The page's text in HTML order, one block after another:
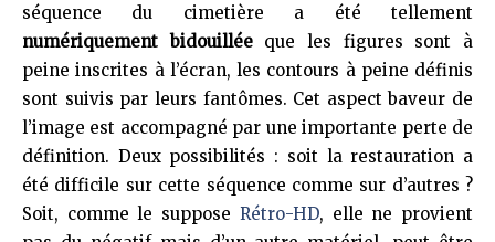
séquence du cimetière a été tellement
numériquement bidouilléeque les figures sont à
peine inscrites à l’écran, les contours à peine définis
sont suivis par leurs fantômes. Cet aspect baveur de
l’image est accompagné par une importante perte de
définition. Deux possibilités : soit la restauration a
été difficile sur cette séquence comme sur d’autres ?
Soit, comme le suppose Rétro-HD, elle ne provient